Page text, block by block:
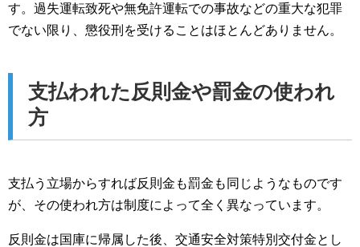
す。過失運転致死や無免許運転での事故などの重大な犯罪
でない限り、懲役刑を受けることはほとんどありません。
支払われた反則金や罰金の使われ
方
支払う立場からすれば反則金も罰金も同じようなものです
が、その使われ方は制度によって全く異なっています。
反則金は国庫に帰属した後、交通安全対策特別交付金とし